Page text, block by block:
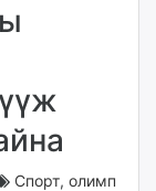
Спорт, олимп